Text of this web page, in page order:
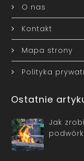
O nas
Kontakt
Mapa strony
Polityka
Ostatnie
Jak